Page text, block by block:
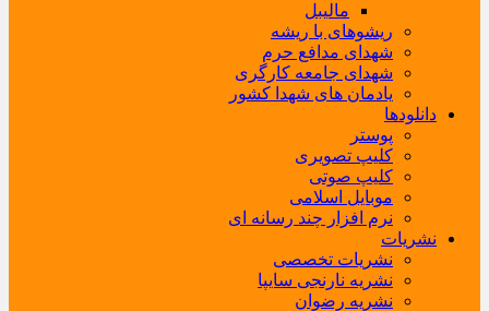
مالیبل
ریشوهای با ریشه
شهدای مدافع حرم
شهدای جامعه کارگری
یادمان های شهدا کشور
دانلودها
پوستر
کلیپ تصویری
کلیپ صوتی
موبایل اسلامی
نرم افزار چند رسانه ای
نشریات
نشریات تخصصی
نشریه نارنجی سایپا
نشریه رضوان